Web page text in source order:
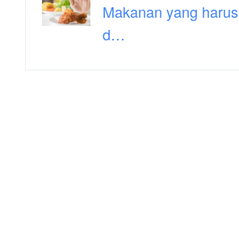
Makanan yang harus
d…